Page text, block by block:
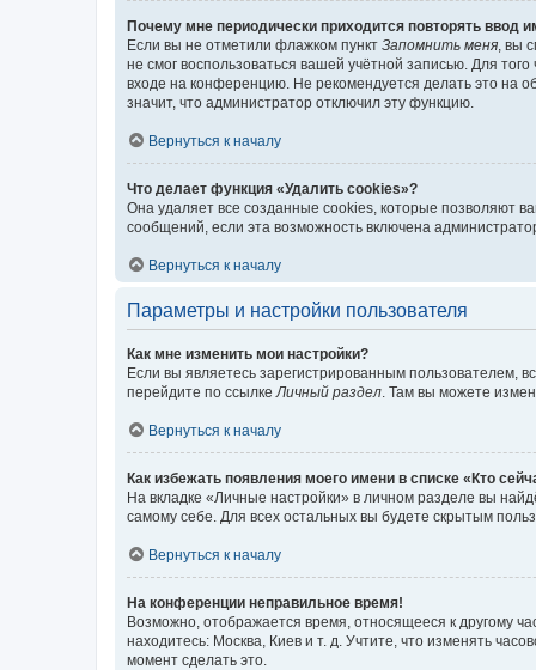
Почему мне периодически приходится повторять ввод
Если вы не отметили флажком пункт Запомнить меня , вы
не смог воспользоваться вашей учётной записью. Для
входе на конференцию. Не рекомендуется делать это на
значит, что администратор отключил эту функцию.
Вернуться к началу
Что делает функция «Удалить cookies»?
Она удаляет все созданные cookies, которые позволяют
сообщений, если эта возможность включена
Вернуться к началу
Параметры и настройки пользователя
Как мне изменить мои настройки?
Если вы являетесь зарегистрированным пользователем,
перейдите по ссылке Личный раздел . Там вы можете
Вернуться к началу
Как избежать появления моего имени в списке «Кто
На вкладке «Личные настройки» в личном разделе вы
самому себе. Для всех остальных вы будете скрытым
Вернуться к началу
На конференции неправильное время!
Возможно, отображается время, относящееся к другому
находитесь: Москва, Киев и т. д. Учтите, что изменять
момент сделать это.